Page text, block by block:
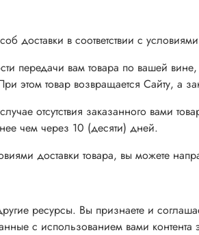
доставки в соответствии с
передачи вам товара по вашей
этом товар возвращается Сайту, а
отсутствия заказанного вами
чем через 10 (десяти) дней.
доставки товара, вы можете
ресурсы. Вы признаете и
с использованием вами контента